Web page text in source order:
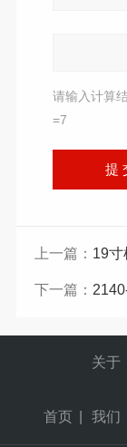
请输入计算
=7
上一篇： 19寸
下一篇：
首页
关于
我们